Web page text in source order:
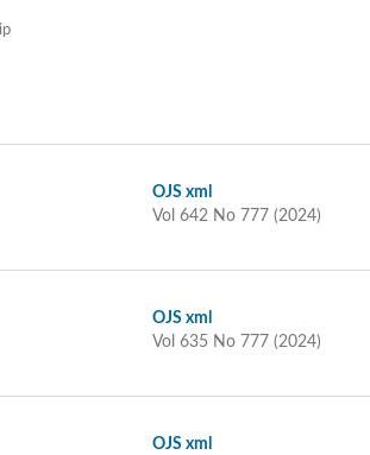
OJS xml
Vol 642 No 777 (2024)
OJS xml
Vol 635 No 777 (2024)
OJS xml